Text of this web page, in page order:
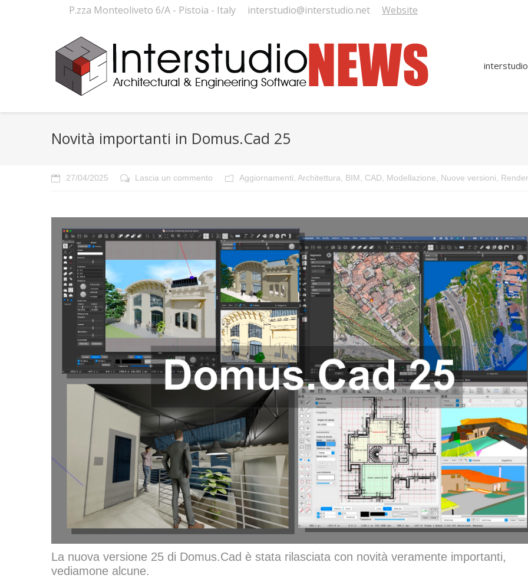
P.zza Monteoliveto 6/A - Pistoia - Italy interstudio@interstudio.net Website
Novità importanti in Domus.Cad 25
27/04/2025 Lascia un commento Aggiornamenti Architettura BIM CAD Modellazione Nuove versioni
La nuova versione 25 di Domus.Cad è stata rilasciata con novità veramente importanti,
vediamone alcune.